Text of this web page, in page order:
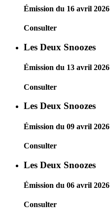
Émission du 16 avril 2026
Consulter
Les Deux Snoozes
Émission du 13 avril 2026
Consulter
Les Deux Snoozes
Émission du 09 avril 2026
Consulter
Les Deux Snoozes
Émission du 06 avril 2026
Consulter